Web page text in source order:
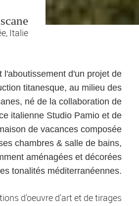
Italie
l'aboutissement d'un projet de
titanesque, au milieu des
né de la collaboration de
italienne Studio Pamio et de
de vacances composée
chambres & salle de bains,
aménagées et décorées
tonalités méditerranéennes.
d'oeuvre d'art et de tirages